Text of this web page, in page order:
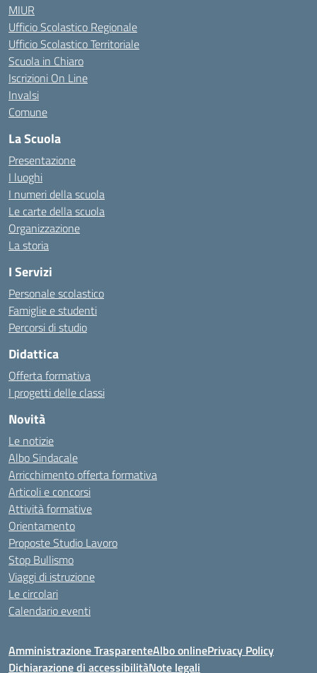
MIUR
Ufficio Scolastico Regionale
Ufficio Scolastico Territoriale
Scuola in Chiaro
Iscrizioni On Line
Invalsi
Comune
La Scuola
Presentazione
I luoghi
I numeri della scuola
Le carte della scuola
Organizzazione
La storia
I Servizi
Personale scolastico
Famiglie e studenti
Percorsi di studio
Didattica
Offerta formativa
I progetti delle classi
Novità
Le notizie
Albo Sindacale
Arricchimento offerta formativa
Articoli e concorsi
Attività formative
Orientamento
Proposte Studio Lavoro
Stop Bullismo
Viaggi di istruzione
Le circolari
Calendario eventi
Amministrazione TrasparenteAlbo onlinePrivacy Policy
Dichiarazione di accessibilitàNote legali